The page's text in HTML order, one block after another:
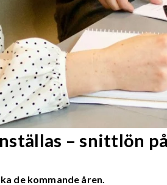
– snittlön
de kommande åren.